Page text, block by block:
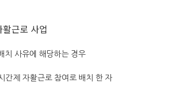
근로 사업
사유에 해당하는 경우
제 자활근로 참여로 배치 한 자